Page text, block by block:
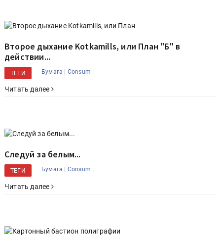
Второе дыхание Kotkamills, или План "Б" в
действии...
ТЕГИ Бумага | Consum |
Читать далее
Следуй за белым...
ТЕГИ Бумага | Consum |
Читать далее